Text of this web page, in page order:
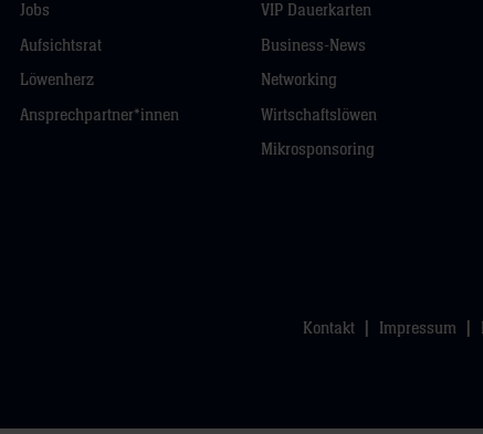
Jobs
Aufsichtsrat
Löwenherz
Ansprechpartner*innen
VIP Dauerkarten
Business-News
Networking
Wirtschaftslöwen
Mikrosponsoring
Kontakt Impressum